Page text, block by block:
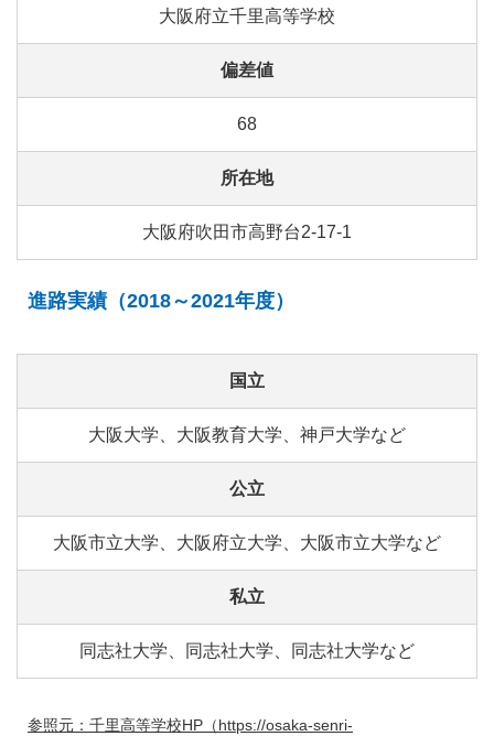
大阪府立千里高等学校
偏差値
68
所在地
大阪府吹田市高野台2-17-1
進路実績（2018～2021年度）
国立
大阪大学、大阪教育大学、神戸大学など
公立
大阪市立大学、大阪府立大学、大阪市立大学など
私立
同志社大学、同志社大学、同志社大学など
参照元：千里高等学校HP（https://osaka-senri-